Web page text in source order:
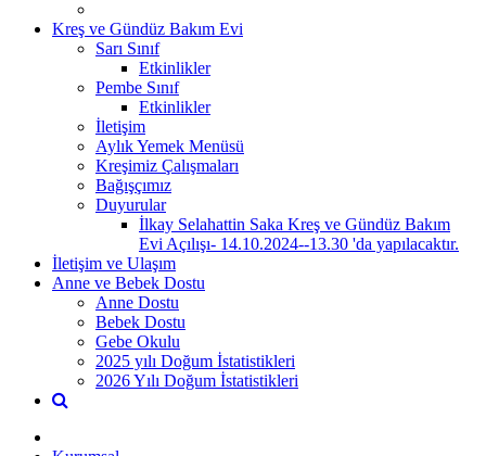
Kreş ve Gündüz Bakım Evi
Sarı Sınıf
Etkinlikler
Pembe Sınıf
Etkinlikler
İletişim
Aylık Yemek Menüsü
Kreşimiz Çalışmaları
Bağışçımız
Duyurular
İlkay Selahattin Saka Kreş ve Gündüz Bakım
Evi Açılışı- 14.10.2024--13.30 'da yapılacaktır.
İletişim ve Ulaşım
Anne ve Bebek Dostu
Anne Dostu
Bebek Dostu
Gebe Okulu
2025 yılı Doğum İstatistikleri
2026 Yılı Doğum İstatistikleri